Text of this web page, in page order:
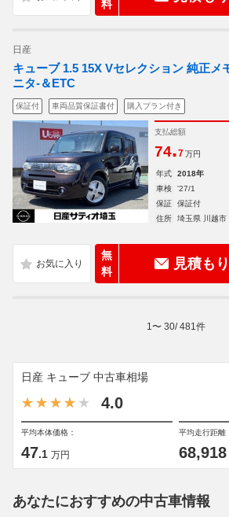
料
日産
キューブ 1.5 15X Vセレクション 純正メ
ニタ-＆ETC
保証付 車両品質保証書付 購入プラン付き
支払総額
74.7 万円
年式 2018年
車検
'27/1
保証
保証付
住所
埼玉県 川越市
無
料
見積も
1 〜 30/481 件
日産 キューブ 中古車相場
4.0
平均本体価格：
47.1 万円
平均走行距離
68,918
あなたにおすすめの中古車情報